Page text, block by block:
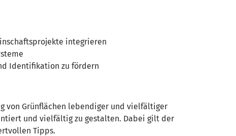
integrieren
Identifikation zu fördern
von Grünflächen lebendiger und vielfältiger
und vielfältig zu gestalten. Dabei gilt der
Tipps.